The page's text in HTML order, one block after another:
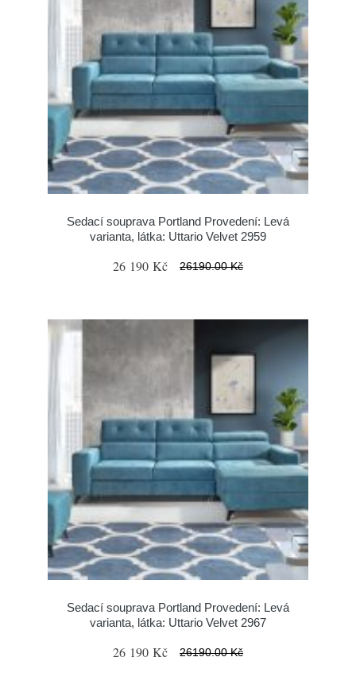
Sedací souprava Portland Provedení: Levá
varianta, látka: Uttario Velvet 2959
26 190 Kč 26190.00 Kč
Sedací souprava Portland Provedení: Levá
varianta, látka: Uttario Velvet 2967
26 190 Kč 26190.00 Kč